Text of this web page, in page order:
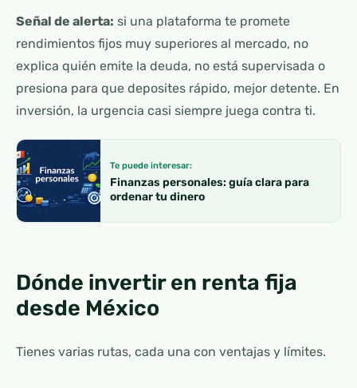
Señal de alerta: si una plataforma te promete
rendimientos fijos muy superiores al mercado, no
explica quién emite la deuda, no está supervisada o
presiona para que deposites rápido, mejor detente. En
inversión, la urgencia casi siempre juega contra ti.
Te puede interesar:
Finanzas personales: guía clara para
ordenar tu dinero
Dónde invertir en renta fija
desde México
Tienes varias rutas, cada una con ventajas y límites.